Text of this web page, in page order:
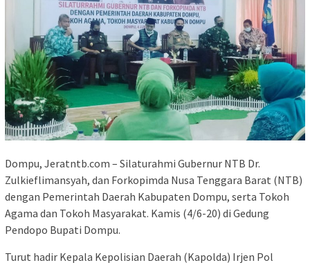
Dompu, Jeratntb.com – Silaturahmi Gubernur NTB Dr.
Zulkieflimansyah, dan Forkopimda Nusa Tenggara Barat (NTB)
dengan Pemerintah Daerah Kabupaten Dompu, serta Tokoh
Agama dan Tokoh Masyarakat. Kamis (4/6-20) di Gedung
Pendopo Bupati Dompu.
Turut hadir Kepala Kepolisian Daerah (Kapolda) Irjen Pol